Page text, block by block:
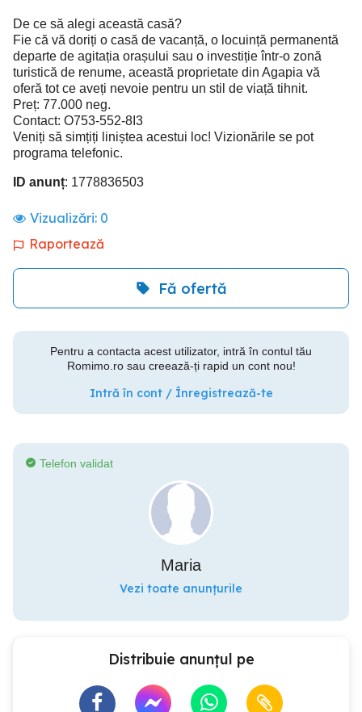
De ce să alegi această casă?
Fie că vă doriți o casă de vacanță, o locuință permanentă
departe de agitația orașului sau o investiție într-o zonă
turistică de renume, această proprietate din Agapia vă
oferă tot ce aveți nevoie pentru un stil de viață tihnit.
Preț: 77.000 neg.
Contact: O753-552-8I3
Veniți să simțiți liniștea acestui loc! Vizionările se pot
programa telefonic.
ID anunț: 1778836503
Vizualizări: 0
Raportează
Fă ofertă
Pentru a contacta acest utilizator, intră în contul tău
Romimo.ro sau creează-ți rapid un cont nou!
Intră în cont / Înregistrează-te
Telefon validat
Maria
Vezi toate anunțurile
Distribuie anunțul pe